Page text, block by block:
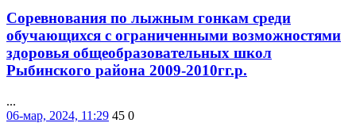
Соревнования по лыжным гонкам среди
обучающихся с ограниченными возможностями
здоровья общеобразовательных школ
Рыбинского района 2009-2010гг.р.
...
06-мар, 2024, 11:29 45 0